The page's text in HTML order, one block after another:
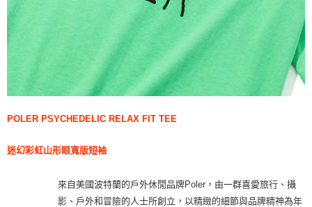
POLER PSYCHEDELIC RELAX FIT TEE
迷幻彩虹山形眼寬版短袖
來自美國波特蘭的戶外休閒品牌Poler，由一群喜愛旅行、攝
影、戶外和冒險的人士所創立，以精緻的細節與品牌精神為年